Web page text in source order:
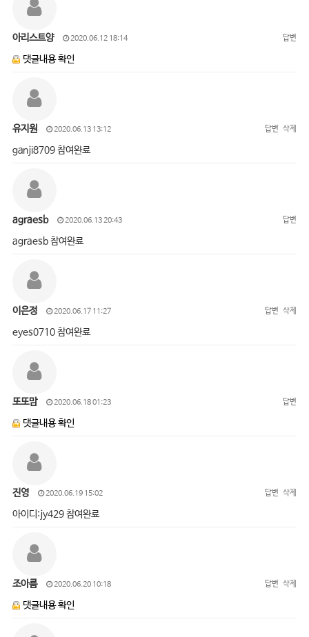
아리스트양 2020.06.12 18:14 답변
댓글내용 확인
유지원 2020.06.13 13:12 답변 삭제
ganji8709 참여완료
agraesb 2020.06.13 20:43 답변
agraesb 참여완료
이은정 2020.06.17 11:27 답변 삭제
eyes0710 참여완료
또또맘 2020.06.18 01:23 답변
댓글내용 확인
진영 2020.06.19 15:02 답변 삭제
아이디:jy429 참여완료
조아름 2020.06.20 10:18 답변 삭제
댓글내용 확인